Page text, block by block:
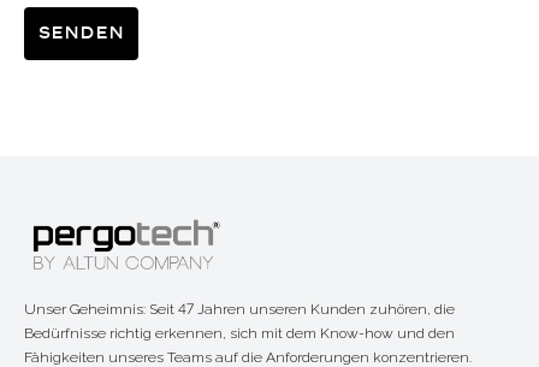
Senden
Unser Geheimnis: Seit 47 Jahren unseren Kunden zuhören, die
Bedürfnisse richtig erkennen, sich mit dem Know-how und den
Fähigkeiten unseres Teams auf die Anforderungen konzentrieren.